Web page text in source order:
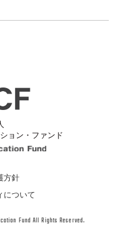
ョン・ファンド
方針
について
Fund All Rights Reserved.